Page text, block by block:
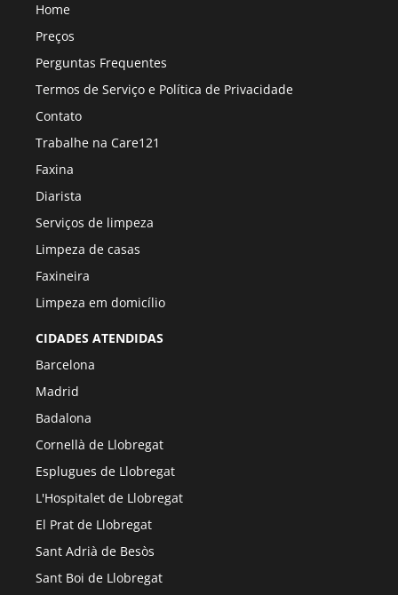
Home
Preços
Perguntas Frequentes
Termos de Serviço e Política de Privacidade
Contato
Trabalhe na Care121
Faxina
Diarista
Serviços de limpeza
Limpeza de casas
Faxineira
Limpeza em domicílio
CIDADES ATENDIDAS
Barcelona
Madrid
Badalona
Cornellà de Llobregat
Esplugues de Llobregat
L'Hospitalet de Llobregat
El Prat de Llobregat
Sant Adrià de Besòs
Sant Boi de Llobregat